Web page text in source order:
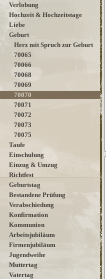
Verlobung
Hochzeit & Hochzeitstage
Liebe
Geburt
Herz mit Spruch zur Geburt
70065
70066
70068
70069
70070
70071
70072
70073
70075
Taufe
Einschulung
Einzug & Umzug
Richtfest
Geburtstag
Bestandene Prüfung
Verabschiedung
Konfirmation
Kommunion
Arbeitsjubiläum
Firmenjubiläum
Jugendweihe
Muttertag
Vatertag